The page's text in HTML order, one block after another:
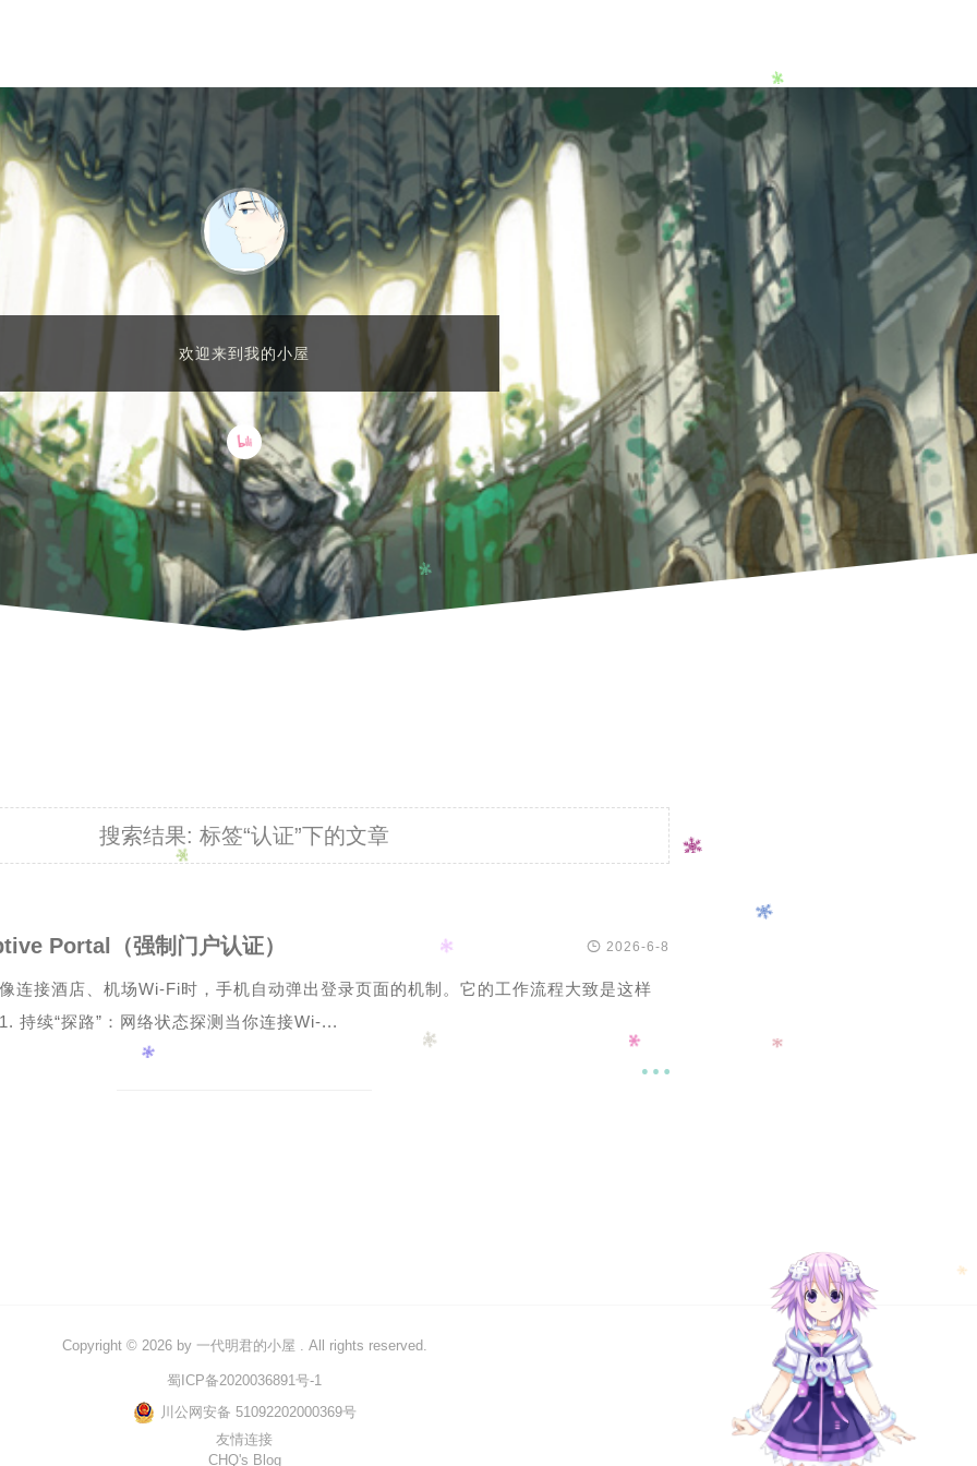
欢迎来到我的小屋
搜索结果: 标签“认证”下的文章
Portal（强制门户认证）  2026-6-8
连接酒店、机场Wi-Fi时，手机自动弹出登录页面的机制。它的工作流程大致是这样
持续“探路”：网络状态探测当你连接Wi-...

Copyright © 2026 by 一代明君的小屋 . All rights reserved.
蜀ICP备2020036891号-1
川公网安备 51092202000369号
友情连接
CHQ's Blog